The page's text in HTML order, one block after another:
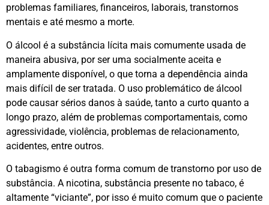
problemas familiares, financeiros, laborais, transtornos
mentais e até mesmo a morte.
O álcool é a substância lícita mais comumente usada de
maneira abusiva, por ser uma socialmente aceita e
amplamente disponível, o que torna a dependência ainda
mais difícil de ser tratada. O uso problemático de álcool
pode causar sérios danos à saúde, tanto a curto quanto a
longo prazo, além de problemas comportamentais, como
agressividade, violência, problemas de relacionamento,
acidentes, entre outros.
O tabagismo é outra forma comum de transtorno por uso de
substância. A nicotina, substância presente no tabaco, é
altamente “viciante”, por isso é muito comum que o paciente